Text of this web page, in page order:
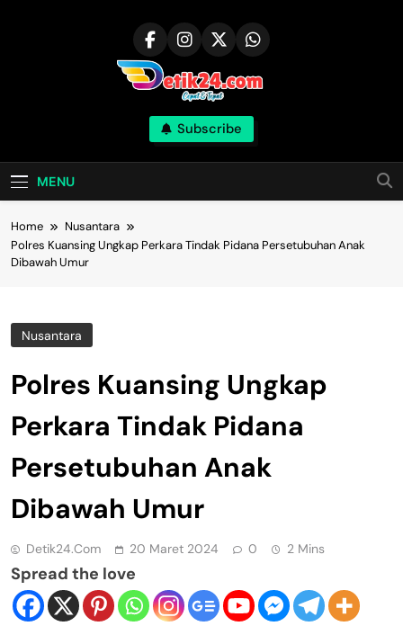
Subscribe
MENU
Home
Nusantara
Polres Kuansing Ungkap Perkara Tindak Pidana Persetubuhan Anak
Dibawah Umur
Nusantara
Polres Kuansing Ungkap
Perkara Tindak Pidana
Persetubuhan Anak
Dibawah Umur
Detik24.com 20 Maret 2024 0 2 Mins
Spread the love